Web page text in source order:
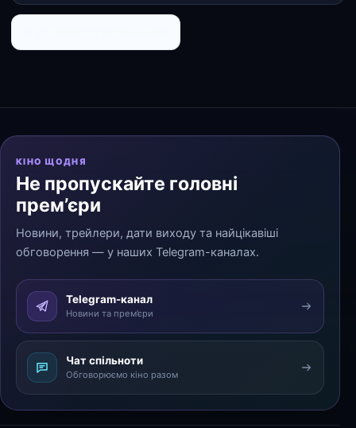
КІНО ЩОДНЯ
Не пропускайте головні
прем’єри
Новини, трейлери, дати виходу та найцікавіші
обговорення — у наших Telegram-каналах.
Telegram-канал
Новини та прем’єри
Чат спільноти
Обговорюємо кіно разом